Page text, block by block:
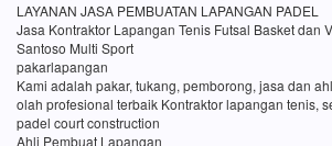
LAYANAN JASA PEMBUATAN LAPANGAN PADEL
Jasa Kontraktor Lapangan Tenis Futsal Basket dan
Santoso Multi Sport
pakarlapangan
Kami adalah pakar, tukang, pemborong, jasa dan
olah profesional terbaik Kontraktor lapangan tenis,
padel court construction
Ahli Pembuat Lapangan